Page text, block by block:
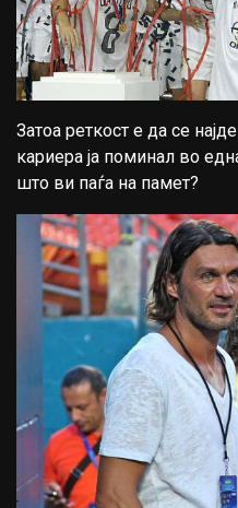
Затоа реткост е да се
кариера ја поминал во
што ви паѓа на памет?